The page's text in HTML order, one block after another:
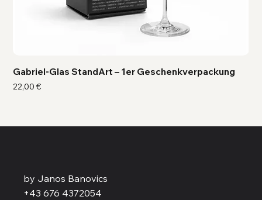
Gabriel-Glas StandArt – 1er Geschenkverpackung
Preis
22,00 €
by Janos Banovics
+43 676 4372054